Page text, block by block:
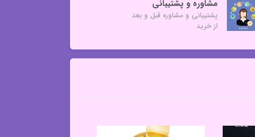
مشاوره و پشتیبانی
پشتیبانی و مشاوره قبل و بعد
از خرید